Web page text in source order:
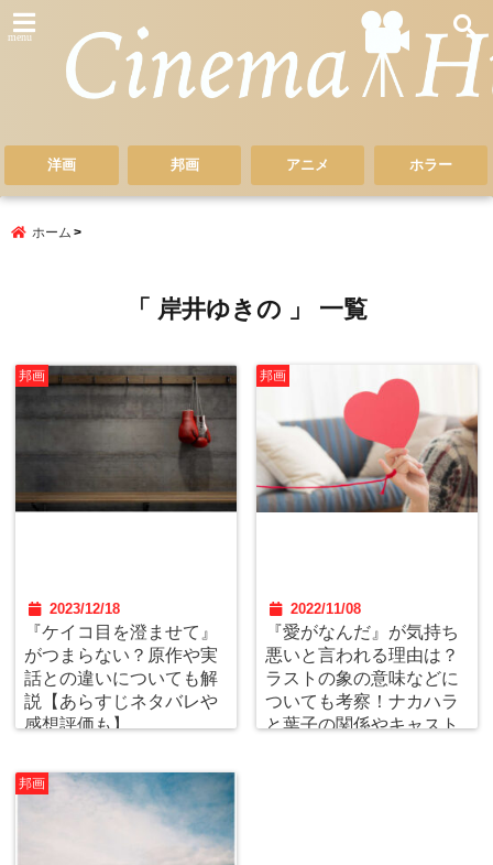
menu
洋画 邦画 アニメ ホラー
ホーム
「 岸井ゆきの 」 一覧
邦画
2023/12/18
『ケイコ目を澄ませて』
がつまらない？原作や実
話との違いについても解
説【あらすじネタバレや
感想評価も】
邦画
2022/11/08
『愛がなんだ』が気持ち
悪いと言われる理由は？
ラストの象の意味などに
ついても考察！ナカハラ
と葉子の関係やキャスト
邦画